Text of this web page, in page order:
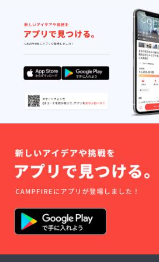
ているようです。そう
いった方が他にもいて
とても嬉しいです！
多くの方が支えてくだ
さったおかげで、ババ
コンが開催でき感謝し
ています。初めてのク
ラウドファンディング
してきました。そのこ
とで、今までよりも人
に「おうめ若者カ
えてこれたのだと感じ
ています。 また、
りカフェ駄菓子 ５４
クレープ いつ樹
（ラーメン） クルー
（バーガー） 利き酒
コーナー（日本酒）
作りケーキ） １５日
おうめ大学芋学部
デザイン JUN ・手作
り家具職人 吉野知喜
・体験型ワークショッ
プ 会場にてお待ちし
ております〜 -----------
----------------------------
若者カフェとは おう